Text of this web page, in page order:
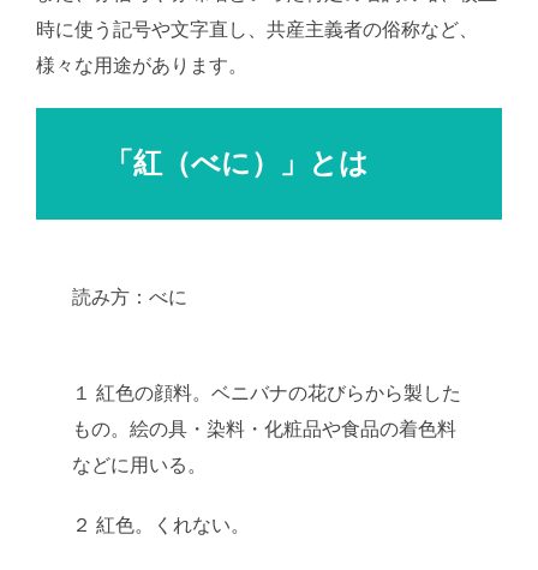
時に使う記号や文字直し、共産主義者の俗称など、
様々な用途があります。
「紅（べに）」とは
読み方：べに
１ 紅色の顔料。ベニバナの花びらから製した
もの。絵の具・染料・化粧品や食品の着色料
などに用いる。
２ 紅色。くれない。